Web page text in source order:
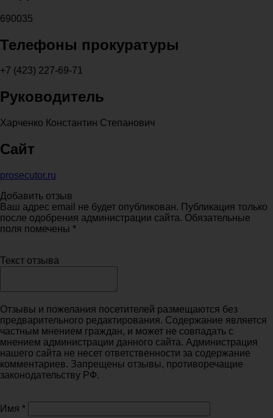
690035
Телефоны прокуратуры
+7 (423) 227-69-71
Руководитель
Харченко Константин Степанович
Сайт
prosecutor.ru
Добавить отзыв
Ваш адрес email не будет опубликован. Публикация только
после одобрения администрации сайта. Обязательные
поля помечены *
Текст отзыва
Отзывы и пожелания посетителей размещаются без
предварительного редактирования. Содержание является
частным мнением граждан, и может не совпадать с
мнением администрации данного сайта. Администрация
нашего сайта не несет ответственности за содержание
комментариев. Запрещены отзывы, противоречащие
законодательству РФ.
Имя *